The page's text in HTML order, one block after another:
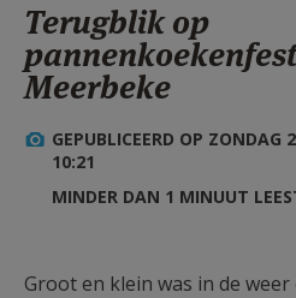
ZOEKEN
HULP
STARTPAGINA
MIJN PAROCHIE
Terugblik op
Meerbeke
GEPUBLICEERD OP ZONDAG
10:21
MINDER DAN 1 MINUUT
Groot en klein was in de